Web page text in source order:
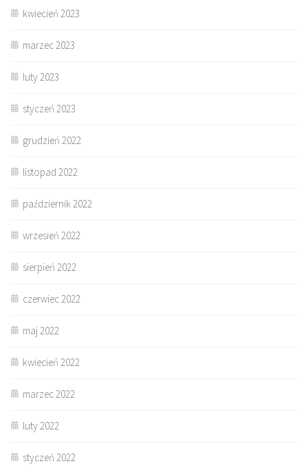
kwiecień 2023
marzec 2023
luty 2023
styczeń 2023
grudzień 2022
listopad 2022
październik 2022
wrzesień 2022
sierpień 2022
czerwiec 2022
maj 2022
kwiecień 2022
marzec 2022
luty 2022
styczeń 2022